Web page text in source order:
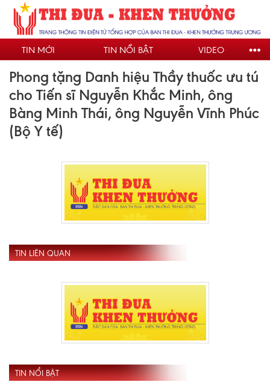
Nhảy
đến
nội
dungTIN MỚI TIN NỔI BẬT VIDEO
Phong tặng Danh hiệu Thầy thuốc ưu tú
cho Tiến sĩ Nguyễn Khắc Minh, ông
Bàng Minh Thái, ông Nguyễn Vĩnh Phúc
(Bộ Y tế)
TIN LIÊN QUAN
TIN NỔI BẬT